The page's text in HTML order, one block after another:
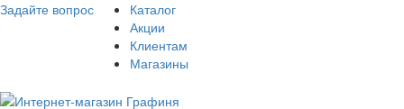
Задайте вопрос
Каталог
Акции
Клиентам
Магазины